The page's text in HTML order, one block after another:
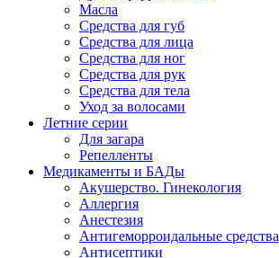
Масла
Средства для губ
Средства для лица
Средства для ног
Средства для рук
Средства для тела
Уход за волосами
Летние серии
Для загара
Репелленты
Медикаменты и БАДы
Акушерство. Гинекология
Аллергия
Анестезия
Антигеморроидальные средства
Антисептики